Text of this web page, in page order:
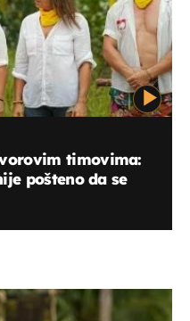
timovima:
pošteno da se